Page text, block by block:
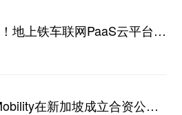
地上铁车联网PaaS云平台高
在新加坡成立合资公